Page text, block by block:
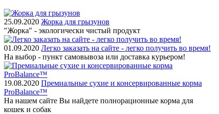
25.09.2020 Жорка для грызунов
"Жорка" - экологически чистый продукт
01.09.2020 Легко заказать на сайте - легко получить во время!
На выбор - пункт самовывоза или доставка курьером!
19.08.2020 Премиальные сухие и консервированные корма
ProBalance™
На нашем сайте Вы найдете полнорационные корма для
кошек и собак